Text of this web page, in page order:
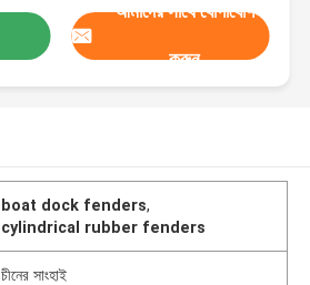
আমাদের সাথে যোগাযোগ
করুন
boat dock fenders,
cylindrical rubber fenders
চীনের সাংহাই